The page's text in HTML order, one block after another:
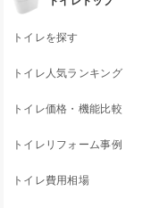
トイレを探す
トイレ人気ランキング
トイレ価格・機能比較
トイレリフォーム事例
トイレ費用相場